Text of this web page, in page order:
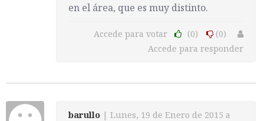
en el área, que es muy distinto.
Accede para votar (0)
(0)
Accede para responder
barullo | Lunes, 19 de Enero de 2015 a